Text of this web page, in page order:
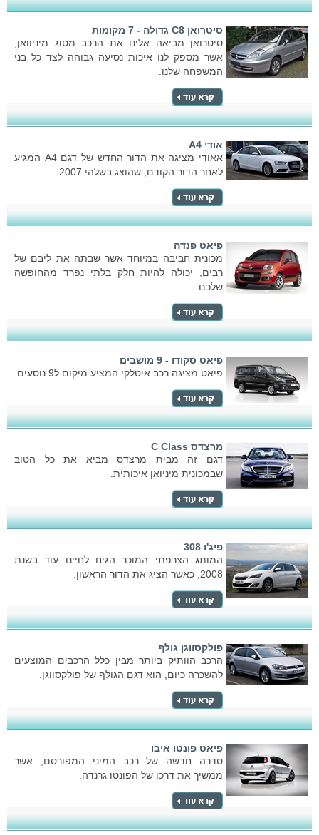
סיטרואן C8 גדולה - 7 מקומות
סיטרואן מביאה אלינו את הרכב מסוג מיניוואן,
אשר מספק לנו איכות נסיעה גבוהה לצד כל בני
המשפחה שלנו.
אודי A4
אאודי מציגה את הדור החדש של דגם A4 המגיע
לאחר הדור הקודם, שהוצג בשלהי 2007.
פיאט פנדה
מכונית חביבה במיוחד אשר שבתה את ליבם של
רבים, יכולה להיות חלק בלתי נפרד מהחופשה
שלכם.
פיאט סקודו - 9 מושבים
פיאט מציגה רכב איטלקי המציע מיקום ל9 נוסעים.
מרצדס C Class
דגם זה מבית מרצדס מביא את כל הטוב
שבמכונית מיניואן איכותית.
פיג'ו 308
המותג הצרפתי המוכר הגיח לחיינו עוד בשנת
2008, כאשר הציג את הדור הראשון.
פולקסווגן גולף
הרכב הוותיק ביותר מבין כלל הרכבים המוצעים
להשכרה כיום, הוא דגם הגולף של פולקסווגן.
פיאט פונטו איבו
סדרה חדשה של רכב המיני המפורסם, אשר
ממשיך את דרכו של הפונטו גרנדה.